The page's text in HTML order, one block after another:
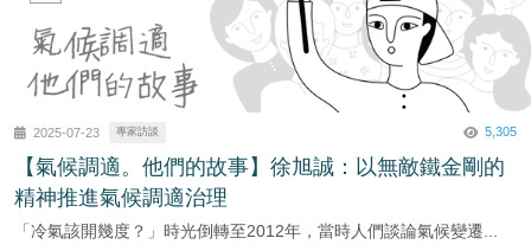
2025-07-23 專家訪談 5,305
【氣候調適。他們的故事】徐旭誠：以無敵鐵金剛的
精神推進氣候調適治理
「冷氣該開幾度？」時光倒轉至2012年，當時人們談論氣候變遷...